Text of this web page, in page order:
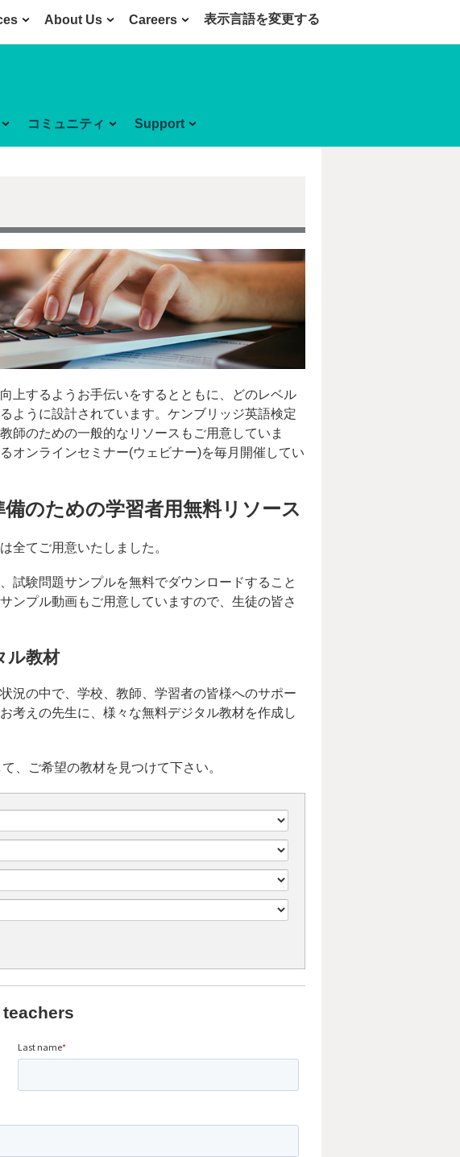
About Us Careers 表示言語を変更する
コミュニティ Support
上するようお手伝いをするとともに、どのレベル
ように設計されています。ケンブリッジ英語検定
師のための一般的なリソースもご用意していま
オンラインセミナー(ウェビナー)を毎月開催してい
のための学習者用無料リソース
全てご用意いたしました。
試験問題サンプルを無料でダウンロードすること
ンプル動画もご用意していますので、生徒の皆さ
ル教材
況の中で、学校、教師、学習者の皆様へのサポー
考えの先生に、様々な無料デジタル教材を作成し
、ご希望の教材を見つけて下さい。